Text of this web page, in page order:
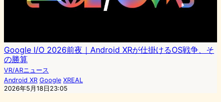
Google I/O 2026前夜｜Android XRが仕掛けるOS戦争、そ
の勝算
VR/ARニュース
Android XR Google XREAL
2026年5月18日23:05